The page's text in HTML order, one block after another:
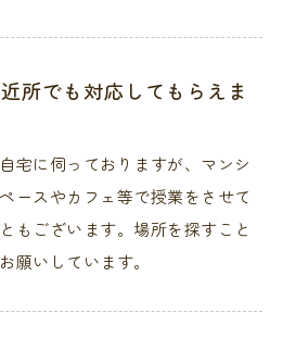
所でも対応してもらえま
宅に伺っておりますが、マンシ
ースやカフェ等で授業をさせて
もございます。場所を探すこと
願いしています。